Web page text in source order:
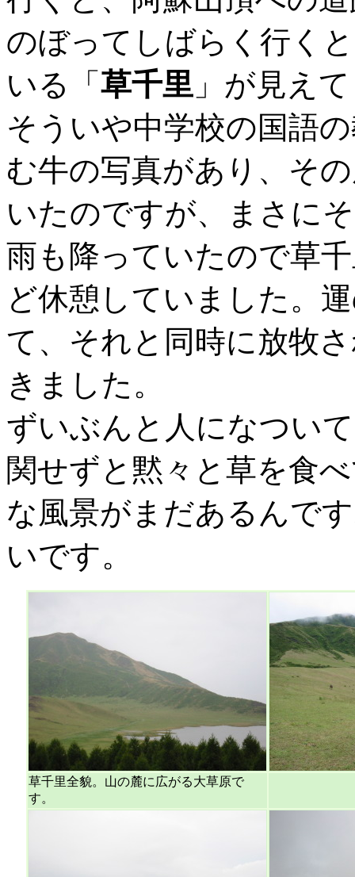
のぼってしばらく行く
いる「 草千里 」が見え
そういや中学校の国語
む牛の写真があり、そ
いたのですが、まさに
雨も降っていたので草
ど休憩していました。
て、それと同時に放牧
きました。
ずいぶんと人になつい
関せずと黙々と草を食
な風景がまだあるんで
いです。
草千里全貌。山の麓に広がる大草原で
す。